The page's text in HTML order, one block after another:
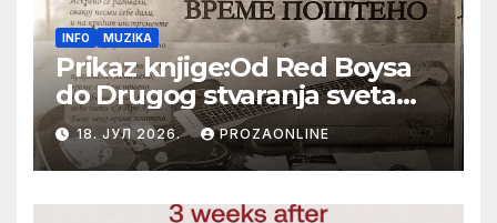
INFO MUZIKA
Prikaz knjige:Od Red Boysa
do Drugog stvaranja sveta
(bilo neko vreme pošteno)
(autor- Zlatomira Sremca,
Botoš 2022. godine,
samizdat)
18. ЈУЛ 2026. PROZAONLINE